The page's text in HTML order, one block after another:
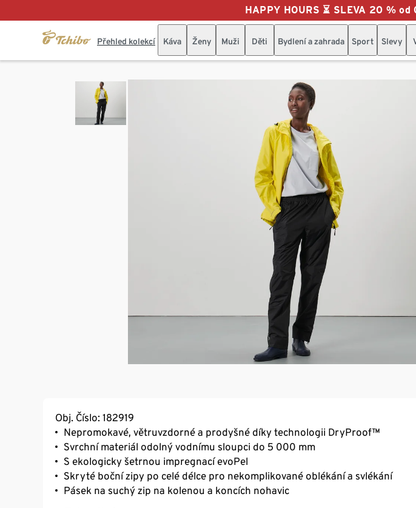
HAPPY HOURS ⏳ SLEVA 20 %
Přehled kolekcí Káva Ženy Muži Děti Bydlení a zahrada Sport Slevy
Obj. Číslo: 182919
Nepromokavé, větruvzdorné a prodyšné díky technologii DryProof™
Svrchní materiál odolný vodnímu sloupci do 5 000 mm
S ekologicky šetrnou impregnací evoPel
Skryté boční zipy po celé délce pro nekomplikované oblékání a svlékání
Pásek na suchý zip na kolenou a koncích nohavic